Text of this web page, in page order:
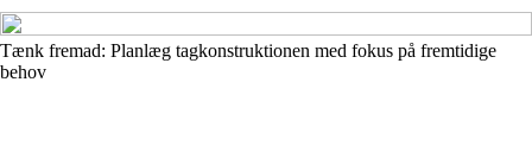
Tænk fremad: Planlæg tagkonstruktionen med fokus på fremtidige
behov